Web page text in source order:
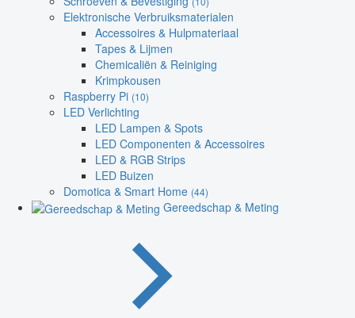
Elektronische Verbruiksmaterialen
Accessoires & Hulpmateriaal
Tapes & Lijmen
Chemicaliën & Reiniging
Krimpkousen
Raspberry Pi (10)
LED Verlichting
LED Lampen & Spots
LED Componenten & Accessoires
LED & RGB Strips
LED Buizen
Domotica & Smart Home (44)
Gereedschap & Meting